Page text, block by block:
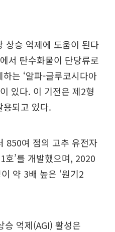
상승 억제에 도움이 된다
서 탄수화물이 단당류로
는 ‘알파-글루코시다아
있다. 이 기전은 제2형
용되고 있다.
850여 점의 고추 유전자
호’를 개발했으며, 2020
약 3배 높은 ‘원기2
승 억제(AGI) 활성은